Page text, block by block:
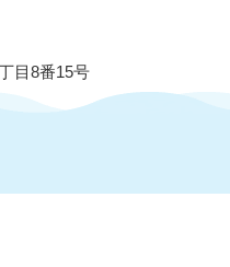
目8番15号